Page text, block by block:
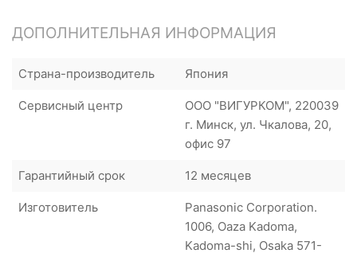
ДОПОЛНИТЕЛЬНАЯ ИНФОРМАЦИЯ
Страна-производитель Япония
Сервисный центр
ООО "ВИГУРКОМ", 220039
г. Минск, ул. Чкалова, 20,
офис 97
Гарантийный срок 12 месяцев
Изготовитель
Panasonic Corporation.
1006, Oaza Kadoma,
Kadoma-shi, Osaka 571-